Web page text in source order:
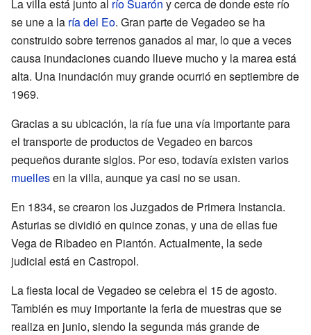
La villa está junto al río Suarón y cerca de donde este río
se une a la ría del Eo. Gran parte de Vegadeo se ha
construido sobre terrenos ganados al mar, lo que a veces
causa inundaciones cuando llueve mucho y la marea está
alta. Una inundación muy grande ocurrió en septiembre de
1969.
Gracias a su ubicación, la ría fue una vía importante para
el transporte de productos de Vegadeo en barcos
pequeños durante siglos. Por eso, todavía existen varios
muellesen la villa, aunque ya casi no se usan.
En 1834, se crearon los Juzgados de Primera Instancia.
Asturias se dividió en quince zonas, y una de ellas fue
Vega de Ribadeo en Piantón. Actualmente, la sede
judicial está en Castropol.
La fiesta local de Vegadeo se celebra el 15 de agosto.
También es muy importante la feria de muestras que se
realiza en junio, siendo la segunda más grande de